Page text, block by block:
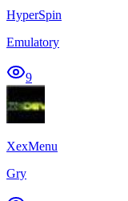
HyperSpin
Emulatory
9
XexMenu
Gry